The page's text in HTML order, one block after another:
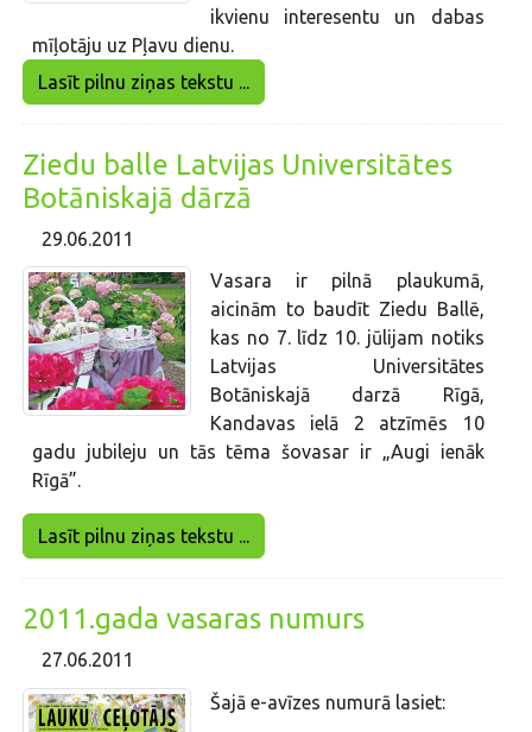
ikvienu interesentu un dabas
mīļotāju uz Pļavu dienu.
Lasīt pilnu ziņas tekstu ...
Ziedu balle Latvijas Universitātes
Botāniskajā dārzā
29.06.2011
Vasara ir pilnā plaukumā,
aicinām to baudīt Ziedu Ballē,
kas no 7. līdz 10. jūlijam notiks
Latvijas Universitātes
Botāniskajā darzā Rīgā,
Kandavas ielā 2 atzīmēs 10
gadu jubileju un tās tēma šovasar ir „Augi ienāk
Rīgā”.
Lasīt pilnu ziņas tekstu ...
2011.gada vasaras numurs
27.06.2011
Šajā e-avīzes numurā lasiet: